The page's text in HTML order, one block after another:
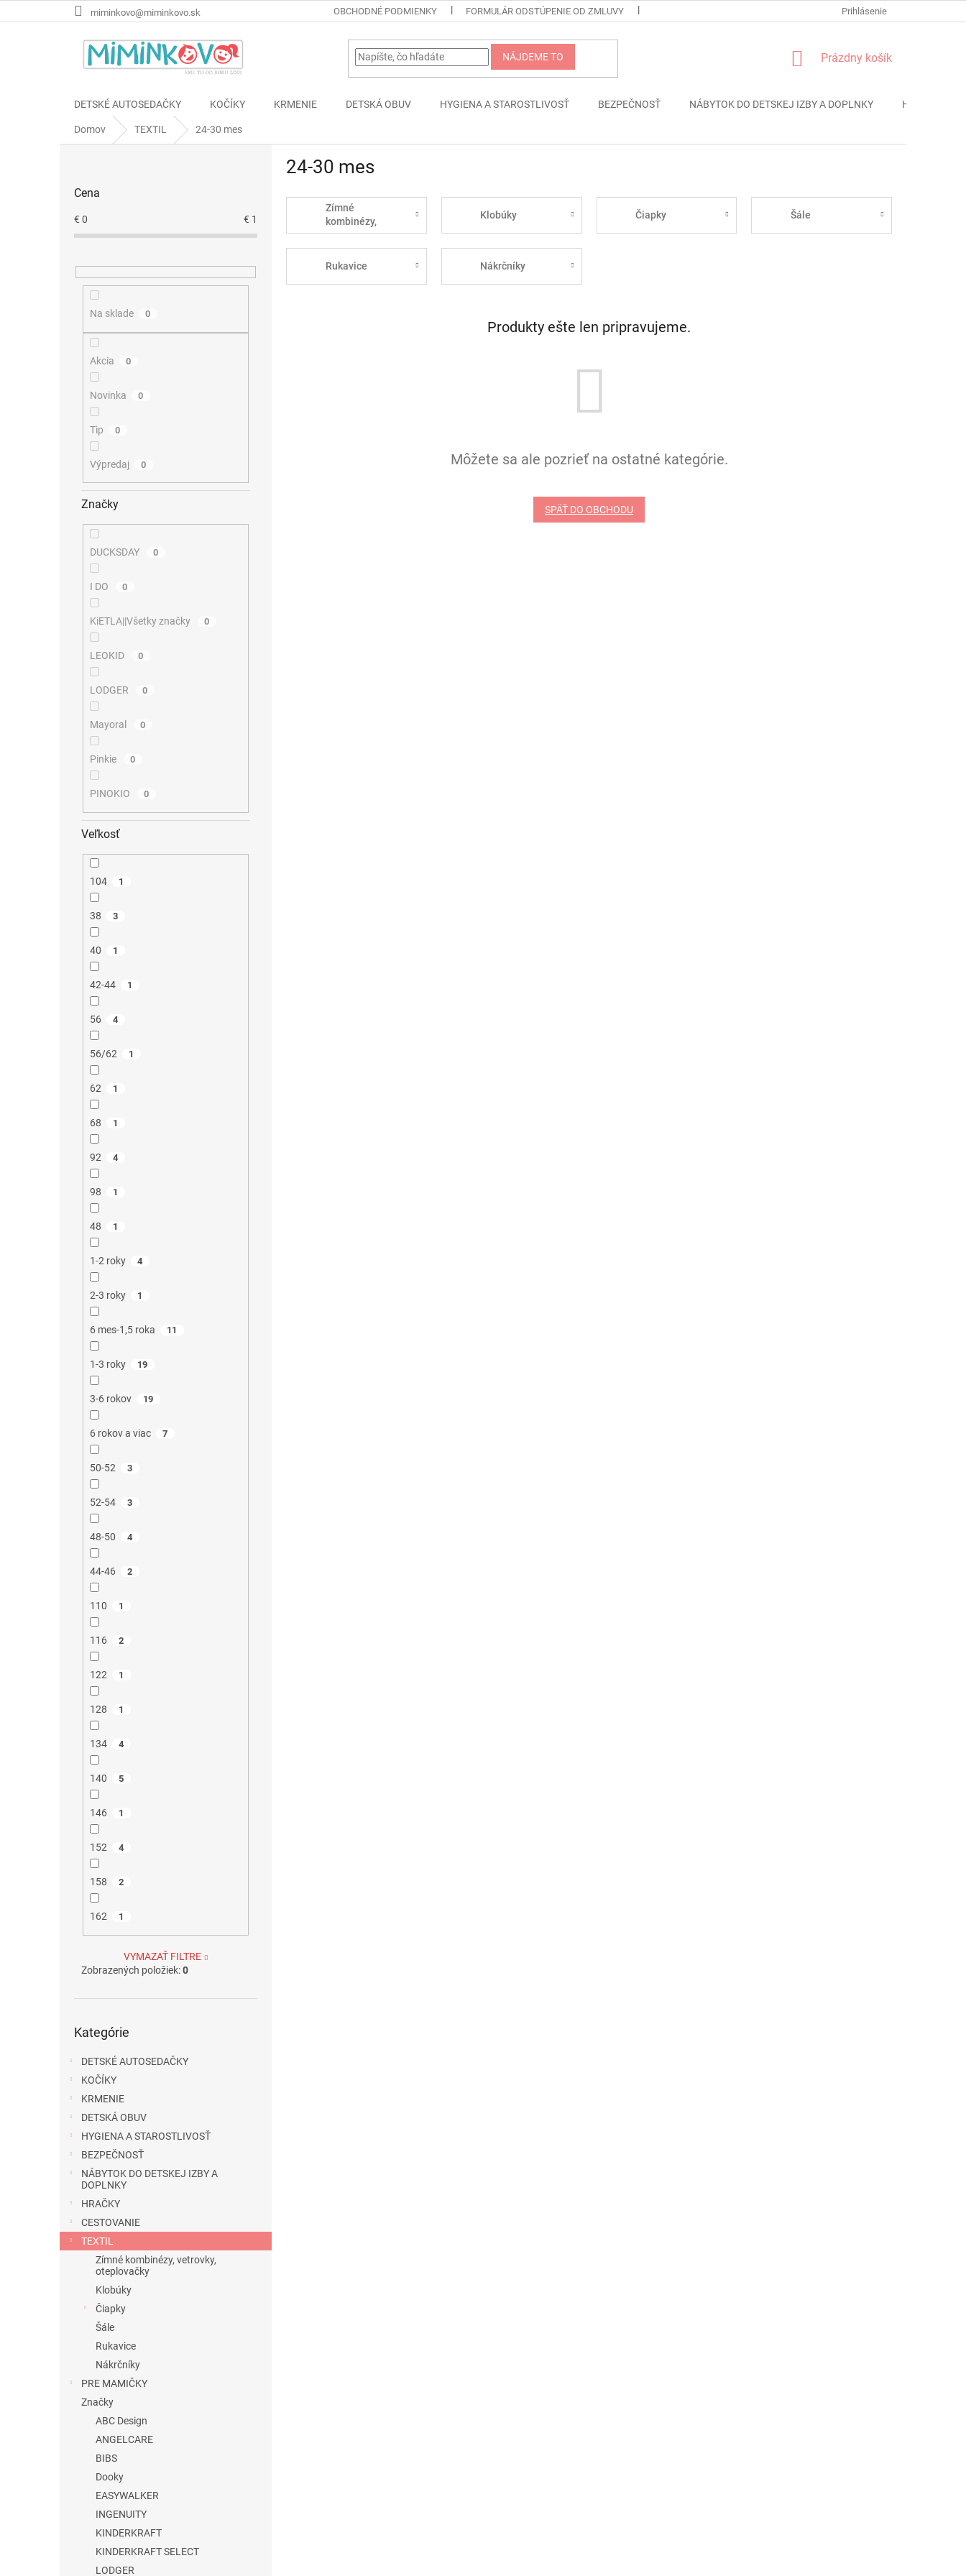
na
miminkovo@miminkovo.sk OBCHODNÉ PODMIENKY FORMULÁR ODSTÚPENIE OD ZMLUVY PODMIENKY OCHRANY OSOBNÝCH
Prihlásenie
NÁJDEME TO
NÁKUPNÝ
Prázdny košík
DETSKÉ AUTOSEDAČKY KOČÍKY KRMENIE DETSKÁ OBUV HYGIENA A STAROSTLIVOSŤ BEZPEČNOSŤ NÁBYTOK DO DETSKEJ IZBY A DOPLNKY HRAČKY
Domov TEXTIL 24-30 mes
Cena
€ 0 € 1
Na sklade 0
Akcia 0
Novinka 0
Tip 0
Výpredaj 0
Značky
DUCKSDAY 0
I DO 0
KiETLA||Všetky značky 0
LEOKID 0
LODGER 0
Mayoral 0
Pinkie 0
PINOKIO 0
Veľkosť
104 1
38 3
40 1
42-44 1
56 4
56/62 1
62 1
68 1
92 4
98 1
48 1
1-2 roky 4
2-3 roky 1
6 mes-1,5 roka 11
1-3 roky 19
3-6 rokov 19
6 rokov a viac 7
50-52 3
52-54 3
48-50 4
44-46 2
110 1
116 2
122 1
128 1
134 4
140 5
146 1
152 4
158 2
162 1
VYMAZAŤ FILTRE
Zobrazených položiek:0
kategórie
Kategórie
DETSKÉ AUTOSEDAČKY
KOČÍKY
KRMENIE
DETSKÁ OBUV
HYGIENA A STAROSTLIVOSŤ
BEZPEČNOSŤ
NÁBYTOK DO DETSKEJ IZBY A
DOPLNKY
HRAČKY
CESTOVANIE
TEXTIL
Zímné kombinézy, vetrovky,
oteplovačky
Klobúky
Čiapky
Šále
Rukavice
Nákrčníky
PRE MAMIČKY
Značky
ABC Design
ANGELCARE
BIBS
Dooky
EASYWALKER
INGENUITY
KINDERKRAFT
KINDERKRAFT SELECT
LODGER
24-30 mes
Zímné
kombinézy,
vetrovky,
oteplovačky
Klobúky Čiapky Šále
Rukavice Nákrčníky
Produkty ešte len pripravujeme.
Môžete sa ale pozrieť na ostatné kategórie.
SPÄŤ DO OBCHODU